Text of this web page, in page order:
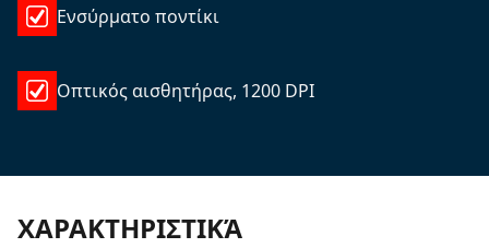
Ενσύρματο ποντίκι
Οπτικός αισθητήρας, 1200 DPI
ΧΑΡΑΚΤΗΡΙΣΤΙΚΆ